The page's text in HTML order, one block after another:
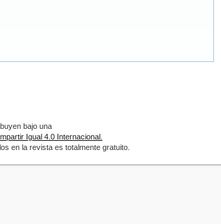
bajo una
Igual 4.0 Internacional.
en la revista es totalmente gratuito.